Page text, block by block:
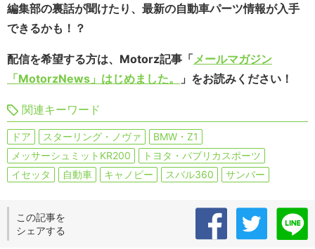
編集部の裏話が聞けたり、最新の自動車パーツ情報が入手
できるかも！？
配信を希望する方は、Motorz記事「メールマガジン
「MotorzNews」はじめました。
」をお読みください！
関連キーワード
ドア スターリング・ノヴァ
BMW・Z1
メッサーシュミットKR200
トヨタ・パブリカスポーツ
イセッタ
自動車 キャノピー スバル360 サンバー
この記事を
シェアする